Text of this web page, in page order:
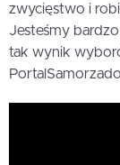
zwycięstwo i
Jesteśmy
tak wynik